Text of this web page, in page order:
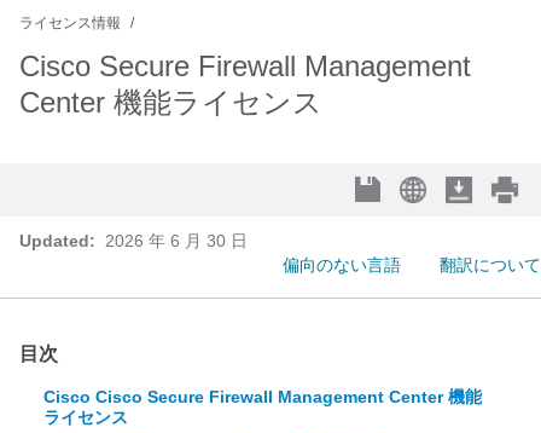
ライセンス情報
Cisco Secure Firewall Management
Center 機能ライセンス
Updated:
2026 年 6 月 30 日
偏向のない言語
翻訳について
目次
Cisco Cisco Secure Firewall Management Center 機能
ライセンス